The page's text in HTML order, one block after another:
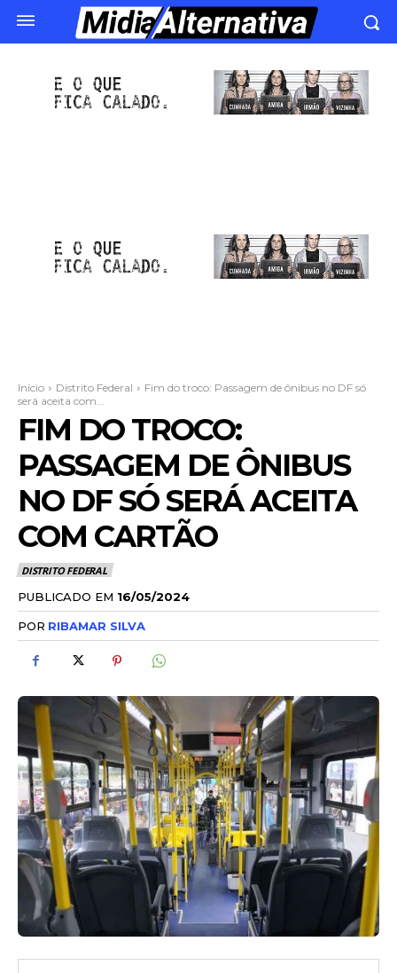
Início Distrito Federal
Fim do troco: Passagem de ônibus no DF só
será aceita com...
FIM DO TROCO:
PASSAGEM DE ÔNIBUS
NO DF SÓ SERÁ ACEITA
COM CARTÃO
DISTRITO FEDERAL
PUBLICADO EM 16/05/2024
POR RIBAMAR SILVA